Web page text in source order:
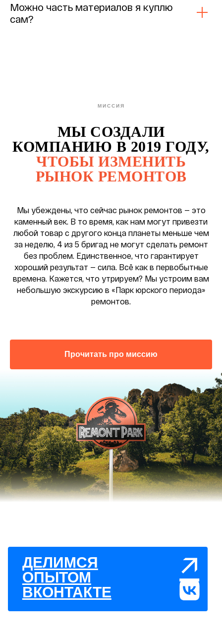
Можно часть материалов я куплю
сам?
МИССИЯ
МЫ СОЗДАЛИ
КОМПАНИЮ В 2019 ГОДУ,
ЧТОБЫ ИЗМЕНИТЬ
РЫНОК РЕМОНТОВ
Мы убеждены, что сейчас рынок ремонтов — это
каменный век. В то время, как нам могут привезти
любой товар с другого конца планеты меньше чем
за неделю, 4 из 5 бригад не могут сделать ремонт
без проблем. Единственное, что гарантирует
хороший результат — сила. Всё как в первобытные
времена. Кажется, что утрируем? Мы устроим вам
небольшую экскурсию в «Парк юрского периода»
ремонтов.
Прочитать про миссию
↗
ДЕЛИМСЯ
ОПЫТОМ
ВКОНТАКТЕ